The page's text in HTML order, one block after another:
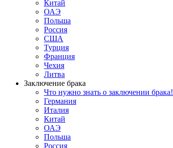
Китай
ОАЭ
Польша
Россия
США
Турция
Франция
Чехия
Литва
Заключение брака
Что нужно знать о заключении брака!
Германия
Италия
Китай
ОАЭ
Польша
Россия